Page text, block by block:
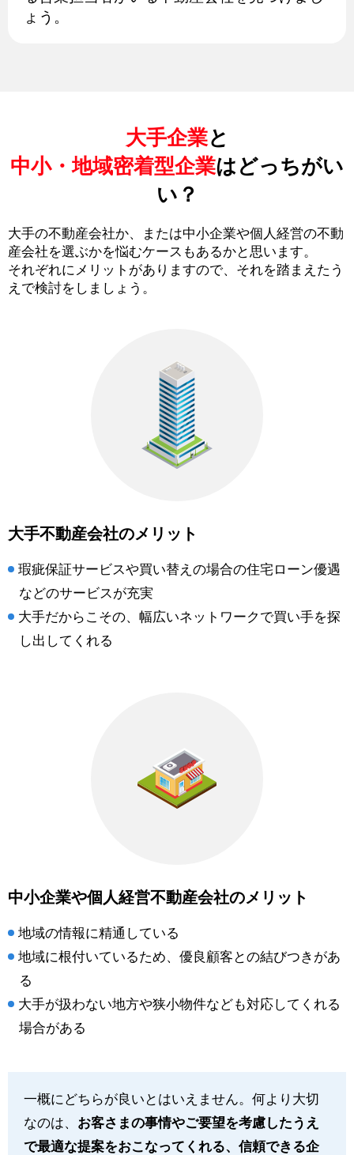
ょう。
大手企業と
中小・地域密着型企業はどっちがい
い？
大手の不動産会社か、または中小企業や個人経営の不動
産会社を選ぶかを悩むケースもあるかと思います。
それぞれにメリットがありますので、それを踏まえたう
えで検討をしましょう。
大手不動産会社のメリット
瑕疵保証サービスや買い替えの場合の住宅ローン優遇
などのサービスが充実
大手だからこその、幅広いネットワークで買い手を探
し出してくれる
中小企業や個人経営不動産会社のメリット
地域の情報に精通している
地域に根付いているため、優良顧客との結びつきがあ
る
大手が扱わない地方や狭小物件なども対応してくれる
場合がある
一概にどちらが良いとはいえません。何より大切
なのは、 お客さまの事情やご要望を考慮したうえ
で最適な提案をおこなってくれる、信頼できる企